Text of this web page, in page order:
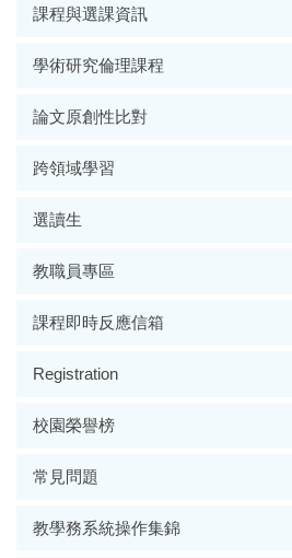
課程與選課資訊
學術研究倫理課程
論文原創性比對
跨領域學習
選讀生
教職員專區
課程即時反應信箱
Registration
校園榮譽榜
常見問題
教學務系統操作集錦